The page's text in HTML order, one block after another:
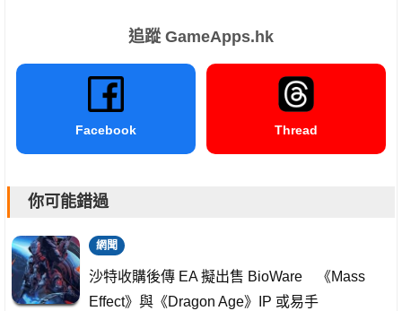
追蹤 GameApps.hk
Facebook Thread
你可能錯過
網聞
沙特收購後傳 EA 擬出售 BioWare 《Mass
Effect》與《Dragon Age》IP 或易手